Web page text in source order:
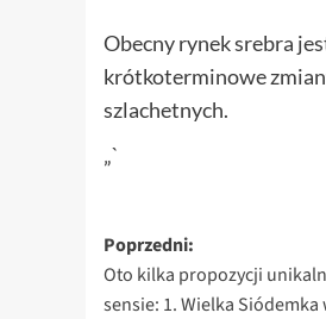
Obecny rynek srebra
krótkoterminowe
szlachetnych.
„`
Zobacz
wpisy
Poprzedni:
Oto kilka propozycji
sensie: 1. Wielka